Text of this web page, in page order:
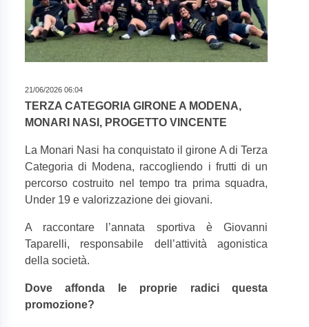
21/06/2026 06:04
TERZA CATEGORIA GIRONE A MODENA,
MONARI NASI, PROGETTO VINCENTE
La Monari Nasi ha conquistato il girone A di Terza
Categoria di Modena, raccogliendo i frutti di un
percorso costruito nel tempo tra prima squadra,
Under 19 e valorizzazione dei giovani.
A raccontare l’annata sportiva è Giovanni
Taparelli, responsabile dell’attività agonistica
della società.
Dove affonda le proprie radici questa
promozione?